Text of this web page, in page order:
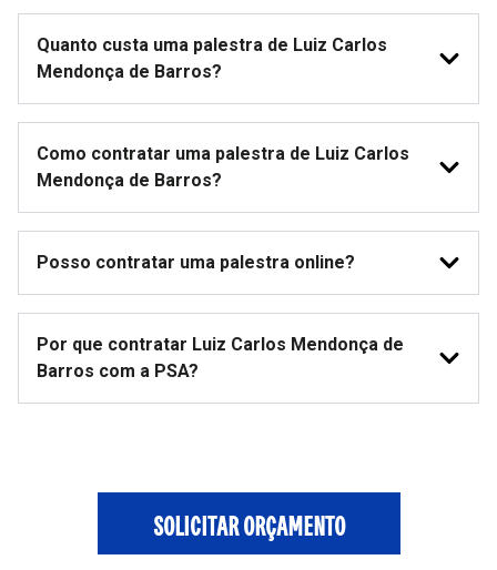
Quanto custa uma palestra de Luiz Carlos
Mendonça de Barros?
Como contratar uma palestra de Luiz Carlos
Mendonça de Barros?
Posso contratar uma palestra online?
Por que contratar Luiz Carlos Mendonça de
Barros com a PSA?
SOLICITAR ORÇAMENTO